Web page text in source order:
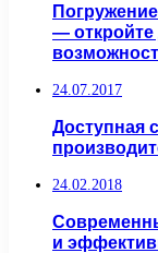
— откройте
24.07.2017
Доступная
24.02.2018
и